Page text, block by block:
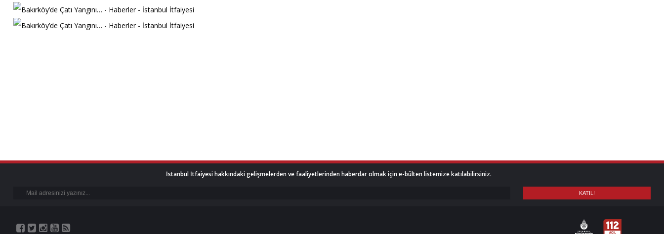
İstanbul İtfaiyesi hakkındaki gelişmelerden ve faaliyetlerinden haberdar olmak için e-bülten listemize katılabilirsiniz.